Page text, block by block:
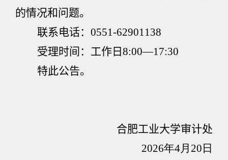
的情况和问题。
联系电话： 0551-62901138
受理时间：工作日 8:00—17:30
特此公告。
合肥工业大学审计处
2026年4月20日